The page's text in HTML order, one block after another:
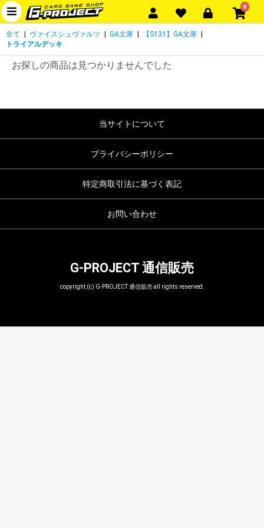
0
全て ヴァイスシュヴァルツ GA文庫 【S131】GA文庫
トライアルデッキ
お探しの商品は見つかりませんでした
当サイトについて
プライバシーポリシー
特定商取引法に基づく表記
お問い合わせ
G-PROJECT 通信販売
copyright (c) G-PROJECT 通信販売 all rights reserved.